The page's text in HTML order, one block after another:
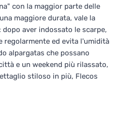
con la maggior parte delle
maggiore durata, vale la
aver indossato le scarpe,
regolarmente ed evita l'umidità
alpargatas che possano
e un weekend più rilassato,
stiloso in più, Flecos